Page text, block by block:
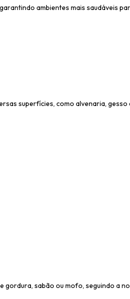
ambientes mais saudáveis
superfícies, como alvenaria,
sabão ou mofo, seguindo a